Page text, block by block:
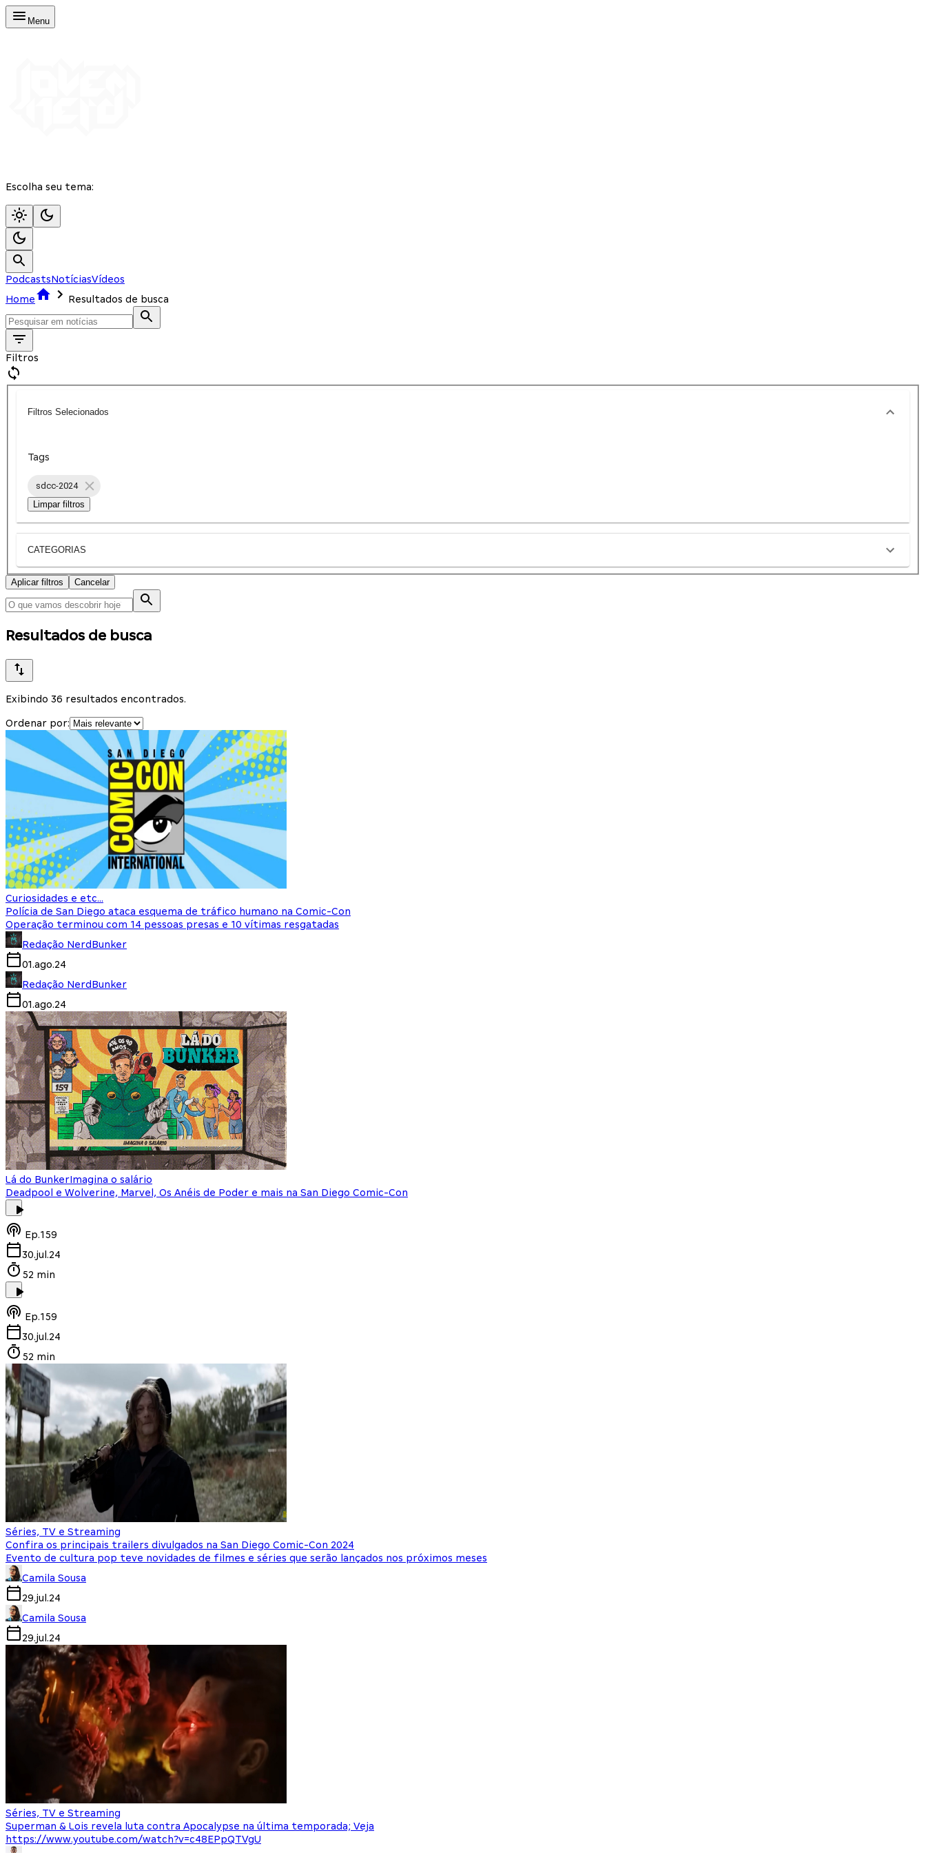
Menu
Escolha seu tema:
PodcastsNotíciasVídeos
Home
Resultados de busca
Filtros
Filtros Selecionados
Tags
sdcc-2024
Limpar filtros
CATEGORIAS
Aplicar filtros Cancelar
Resultados de busca
Exibindo 36 resultados encontrados.
Ordenar por:
Curiosidades e etc...
Polícia de San Diego ataca esquema de tráfico humano na Comic-Con
Operação terminou com 14 pessoas presas e 10 vítimas resgatadas
Redação NerdBunker
01.ago.24
Redação NerdBunker
01.ago.24
Lá do BunkerImagina o salário
Deadpool e Wolverine, Marvel, Os Anéis de Poder e mais na San Diego Comic-Con
Ep.159
30.jul.24
52 min
Ep.159
30.jul.24
52 min
Séries, TV e Streaming
Confira os principais trailers divulgados na San Diego Comic-Con 2024
Evento de cultura pop teve novidades de filmes e séries que serão lançados nos próximos meses
Camila Sousa
29.jul.24
Camila Sousa
29.jul.24
Séries, TV e Streaming
Superman & Lois revela luta contra Apocalypse na última temporada; Veja
https://www.youtube.com/watch?v=c48EPpQTVgU